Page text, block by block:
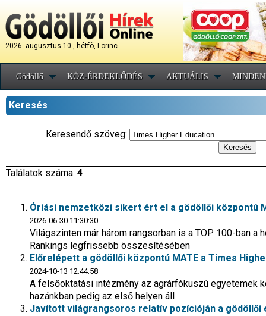
2026. augusztus 10., hétfõ, Lörinc
Gödöllő KÖZ-ÉRDEKLŐDÉS AKTUÁLIS
Keresés
Keresendő szöveg:
Találatok száma: 4
Óriási nemzetközi sikert ért el a gödöllői központú
2026-06-30 11:30:30
Világszinten már három rangsorban is a TOP 100-ban a
Rankings legfrissebb összesítésében
Előrelépett a gödöllői központú MATE a Times
2024-10-13 12:44:58
A felsőoktatási intézmény az agrárfókuszú egyetemek
hazánkban pedig az első helyen áll
Javított világrangsoros relatív pozícióján a gödöllői